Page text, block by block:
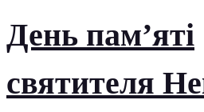
День пам’яті
святителя